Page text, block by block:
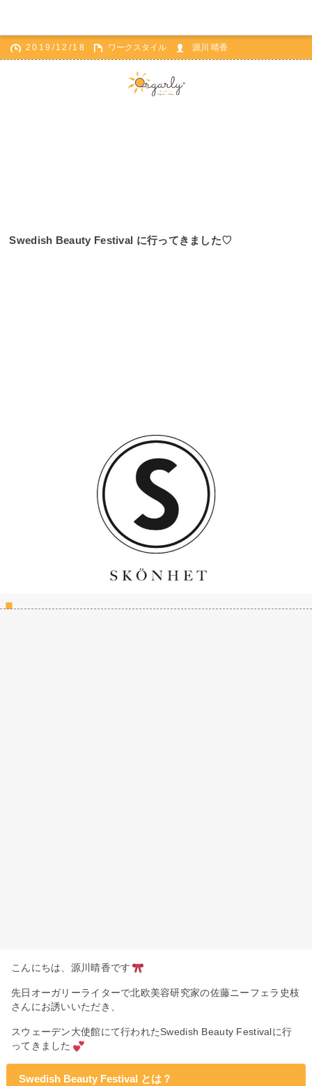
ホーム
ワークスタイル
Swedish Beauty Festival に行ってきました♡
2019/12/18 ワークスタイル 源川 晴香
Swedish Beauty Festival に行ってきました♡
こんにちは、源川晴香です
先日オーガリーライターで北欧美容研究家の佐藤ニーフェラ史枝
さんにお誘いいただき、
スウェーデン大使館にて行われたSwedish Beauty Festivalに行
ってきました
Swedish Beauty Festival とは？